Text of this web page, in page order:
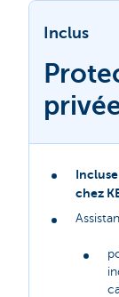
Inclus
chez